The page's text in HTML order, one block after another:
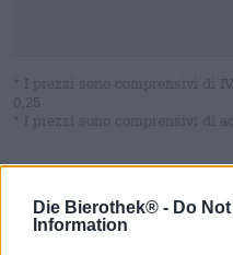
Die Bierothek® - Do
Information
* I prezzi sono comprensivi di
0,25
* I prezzi sono comprensivi di